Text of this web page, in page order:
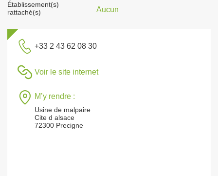
Établissement(s)
rattaché(s)
Aucun
+33 2 43 62 08 30
Voir le site internet
M’y rendre :
Usine de malpaire
Cite d alsace
72300 Precigne